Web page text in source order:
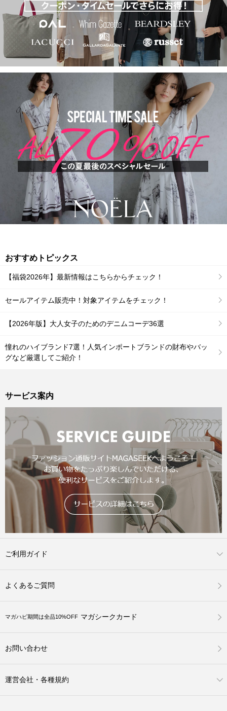
おすすめトピックス
【福袋2026年】最新情報はこちらからチェック！
セールアイテム販売中！対象アイテムをチェック！
【2026年版】大人女子のためのデニムコーデ36選
憧れのハイブランド7選！人気インポートブランドの財布やバッ
グなど厳選してご紹介！
サービス案内
ご利用ガイド
よくあるご質問
マガハピ期間は全品10%OFF マガシークカード
お問い合わせ
運営会社・各種規約